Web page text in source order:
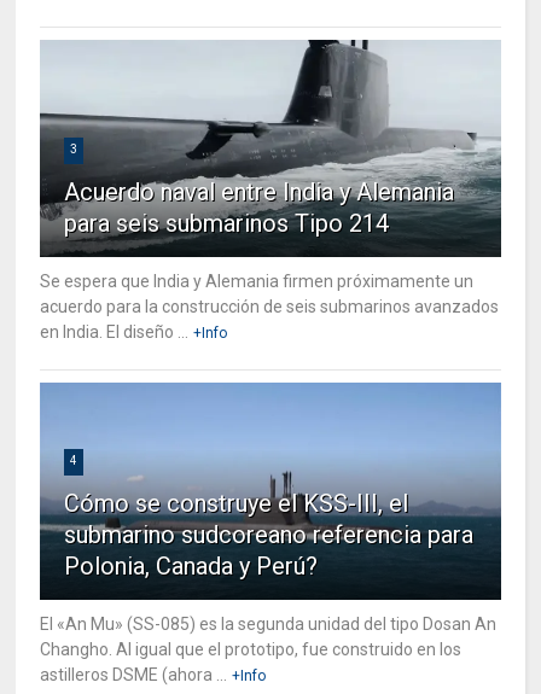
3
Acuerdo naval entre India y Alemania
para seis submarinos Tipo 214
Se espera que India y Alemania firmen próximamente un
acuerdo para la construcción de seis submarinos avanzados
en India. El diseño ...
+Info
4
Cómo se construye el KSS-III, el
submarino sudcoreano referencia para
Polonia, Canada y Perú?
El «An Mu» (SS-085) es la segunda unidad del tipo Dosan An
Changho. Al igual que el prototipo, fue construido en los
astilleros DSME (ahora ...
+Info